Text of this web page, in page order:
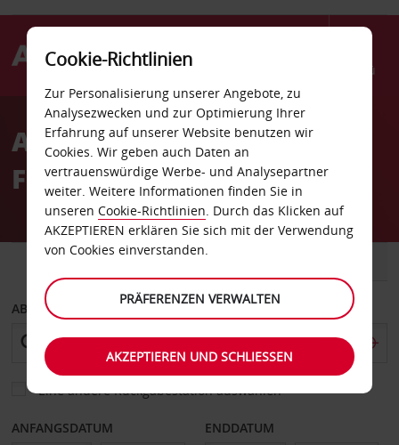
Menü
AvisAutovermietung Reading
Forbury Square
ABHOLEN VON
Eine andere Rückgabestation auswählen
ANFANGSDATUM ENDDATUM
Cookie-Richtlinien
Zur Personalisierung unserer Angebote, zu
Analysezwecken und zur Optimierung Ihrer
Erfahrung auf unserer Website benutzen wir
Cookies. Wir geben auch Daten an
vertrauenswürdige Werbe- und Analysepartner
weiter. Weitere Informationen finden Sie in
unseren Cookie-Richtlinien. Durch das Klicken auf
AKZEPTIEREN erklären Sie sich mit der Verwendung
von Cookies einverstanden.
PRÄFERENZEN VERWALTEN
AKZEPTIEREN UND SCHLIESSEN